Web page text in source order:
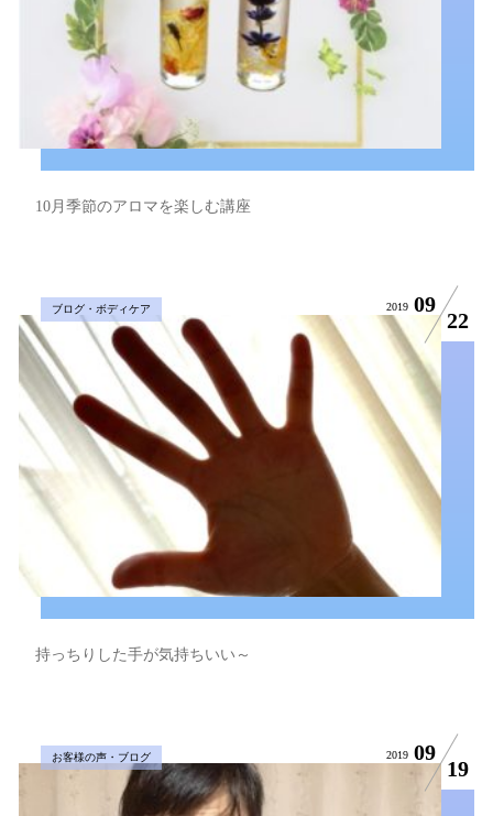
10月季節のアロマを楽しむ講座
ブログ・ボディケア 2019 09
22
持っちりした手が気持ちいい～
お客様の声・ブログ 2019 09
19